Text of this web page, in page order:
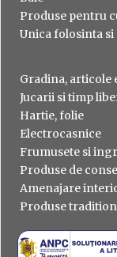
Produse pentru
Unica folosinta si
Gradina, articole
Jucarii si timp
Hartie, folie
Electrocasnice
Frumusete si
Produse de
Amenajare
Produse